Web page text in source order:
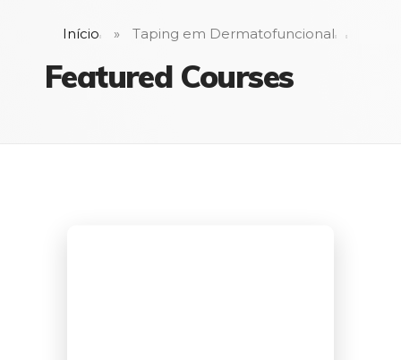
Início » Taping em Dermatofuncional
Featured Courses